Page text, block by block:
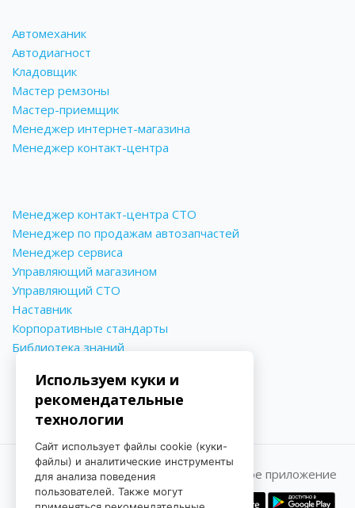
Автомеханик
Автодиагност
Кладовщик
Мастер ремзоны
Мастер-приемщик
Менеджер интернет-магазина
Менеджер контакт-центра
Менеджер контакт-центра СТО
Менеджер по продажам автозапчастей
Менеджер сервиса
Управляющий магазином
Управляющий СТО
Наставник
Корпоративные стандарты
Библиотека знаний
Принимаем к оплате Мобильное приложение
Используем куки и
рекомендательные
технологии
Сайт использует файлы cookie (куки-
файлы) и аналитические инструменты
для анализа поведения
пользователей. Также могут